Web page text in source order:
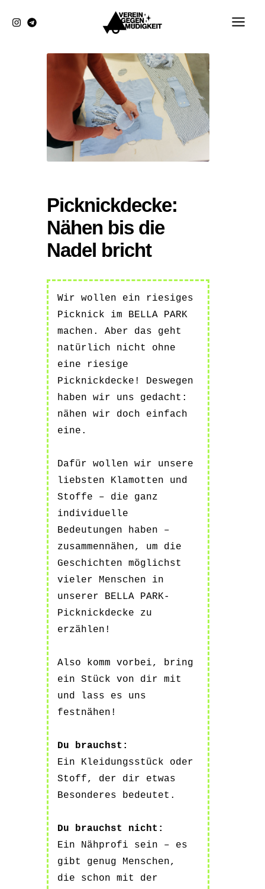
Inhalt
springen
Picknickdecke:
Nähen bis die
Nadel bricht
Wir wollen ein riesiges
Picknick im BELLA PARK
machen. Aber das geht
natürlich nicht ohne
eine riesige
Picknickdecke! Deswegen
haben wir uns gedacht:
nähen wir doch einfach
eine.
Dafür wollen wir unsere
liebsten Klamotten und
Stoffe – die ganz
individuelle
Bedeutungen haben –
zusammennähen, um die
Geschichten möglichst
vieler Menschen in
unserer BELLA PARK-
Picknickdecke zu
erzählen!
Also komm vorbei, bring
ein Stück von dir mit
und lass es uns
festnähen!
Du brauchst:
Ein Kleidungsstück oder
Stoff, der dir etwas
Besonderes bedeutet.
Du brauchst nicht:
Ein Nähprofi sein – es
gibt genug Menschen,
die schon mit der